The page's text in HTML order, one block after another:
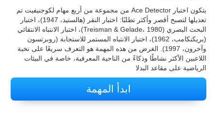
يتكون اختبار Ace Detector من مجموعة من أربع مهام لكوجنيفيت تم
تعديلها لتصبح أقصر وأكثر تطلبًا: اختبار النقر (هالستيد، 1947)، اختبار
البحث البصري (Treisman & Gelade، 1980)، اختبار الانتباه الانتقائي
(بريكنكامب، 1962)، اختبار الانتباه المستمر للاستجابة (روبرتسون
وآخرون، 1997). الغرض من هذه المهمة هو التعرف سريعًا على نخبة
اللاعبين الأكثر نشاطًا وذكاءً من الناحية المعرفية، خاصة في البيئات
الرياضية على مقاعد البدلا
ابدأ المهمة